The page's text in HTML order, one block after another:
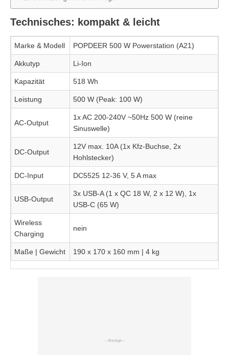
Technisches: kompakt & leicht
Marke & Modell POPDEER 500 W Powerstation (A21)
Akkutyp Li-Ion
Kapazität 518 Wh
Leistung 500 W (Peak: 100 W)
AC-Output
1x AC 200-240V ~50Hz 500 W (reine
Sinuswelle)
DC-Output
12V max. 10A (1x Kfz-Buchse, 2x
Hohlstecker)
DC-Input DC5525 12-36 V, 5 A max
USB-Output
3x USB-A (1 x QC 18 W, 2 x 12 W), 1x
USB-C (65 W)
Wireless
Charging
nein
Maße | Gewicht 190 x 170 x 160 mm | 4 kg